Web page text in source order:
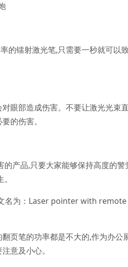
的镭射激光笔,只需要一秒就可以
眼部造成伤害。不要让激光光束
的伤害。
产品,只要大家能够保持高度的警
名为：Laser pointer with remote
页笔的功率都是不大的,作为办公
意及小心。